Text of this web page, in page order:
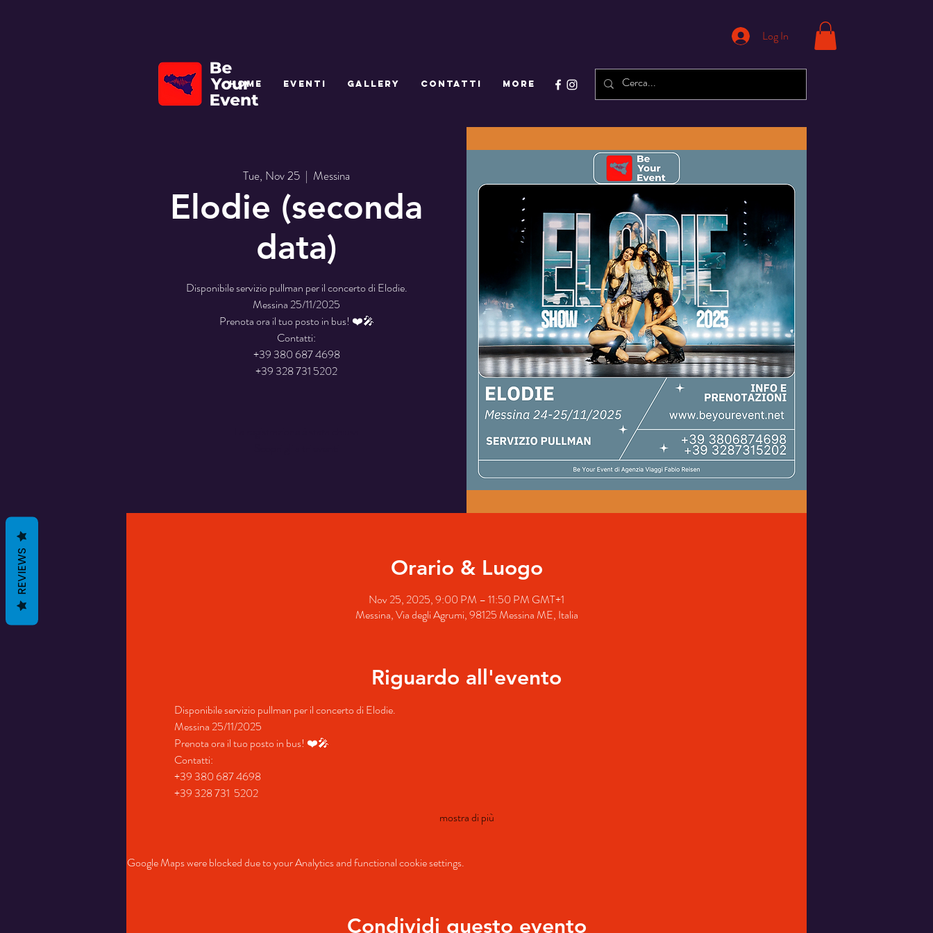
Log In
Tue, Nov 25
  |
Messina
Elodie (seconda
data)
Disponibile servizio pullman per il concerto di Elodie.
Messina 25/11/2025
Prenota ora il tuo posto in bus! ❤️🎤
Contatti:
+39 380 687 4698
Orario & Luogo
Nov 25, 2025, 9:00 PM – 11:50 PM GMT+1
Messina, Via degli Agrumi, 98125 Messina ME, Italia
Riguardo all'evento
Disponibile servizio pullman per il concerto di Elodie.
Messina 25/11/2025
Prenota ora il tuo posto in bus! ❤️🎤
Contatti:
+39 380 687 4698
+39 328 731  5202
mostra di più
Google Maps were blocked due to your Analytics and functional cookie settings.
Condividi questo evento
HOME EVENTI GALLERY CONTATTI More
REVIEWS